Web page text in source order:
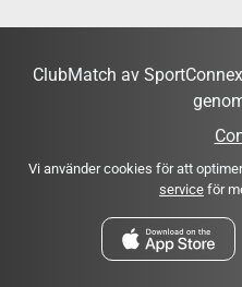
ClubMatch av
Vi använder cookies för att
service för